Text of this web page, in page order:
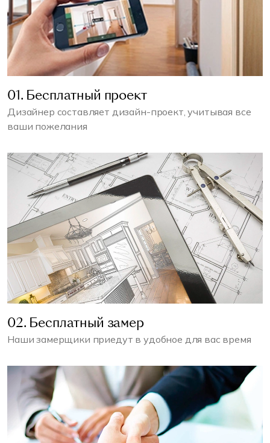
01. Бесплатный проект
Дизайнер составляет дизайн-проект, учитывая все
ваши пожелания
02. Бесплатный замер
Наши замерщики приедут в удобное для вас время